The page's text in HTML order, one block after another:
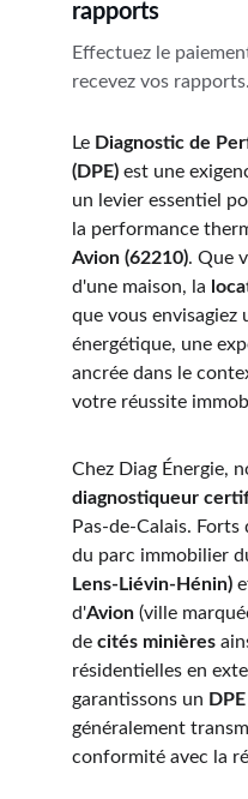
rapports
Effectuez le
recevez vos rapports.
Le Diagnostic de
(DPE) est une
un levier essentiel
la performance
Avion (62210). Que
d'une maison, la
que vous envisagiez
énergétique, une
ancrée dans le
votre réussite
Chez Diag Énergie,
diagnostiqueur
Pas-de-Calais.
du parc immobilier
Lens-Liévin-Hénin)
d'Avion (ville
de cités minières
résidentielles en
garantissons un
généralement
conformité avec la